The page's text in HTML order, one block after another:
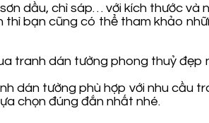
dầu, chì sáp… với kích thước và
thì bạn cũng có thể tham khảo
dán tường phù hợp với nhu cầu
chọn đúng đắn nhất nhé.